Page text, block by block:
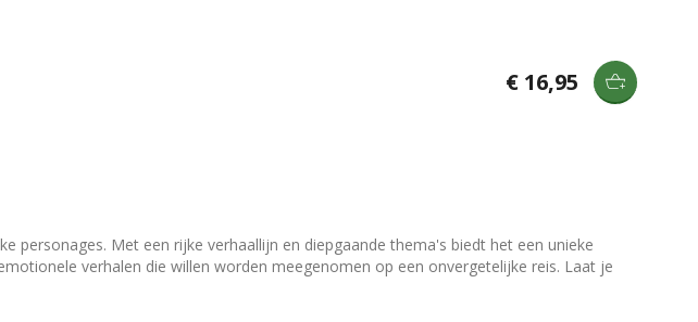
€ 16,95
personages. Met een rijke verhaallijn en diepgaande thema's biedt het een unieke
verhalen die willen worden meegenomen op een onvergetelijke reis. Laat je